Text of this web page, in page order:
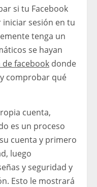
si tu Facebook
sesión en tu
tenga un
se hayan
de facebook donde
comprobar qué
cuenta,
es un proceso
cuenta y primero
luego
y seguridad y
Esto le mostrará